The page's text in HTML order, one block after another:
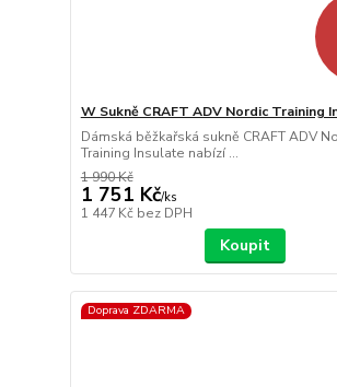
W Sukně CRAFT ADV Nordic Training
Dámská běžkařská sukně CRAFT ADV
Training Insulate nabízí ...
1 990 Kč
1 751 Kč/ks
1 447 Kč bez DPH
Koupit
Doprava ZDARMA